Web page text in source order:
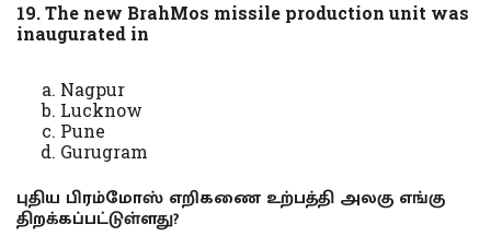
19. The new BrahMos missile production unit was
inaugurated in
Nagpur
Lucknow
Pune
Gurugram
புதிய பிரம்மோஸ் எறிகணை உற்பத்தி அலகு எங்கு
திறக்கப்பட்டுள்ளது?